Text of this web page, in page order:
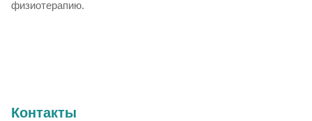
физиотерапию.
Контакты